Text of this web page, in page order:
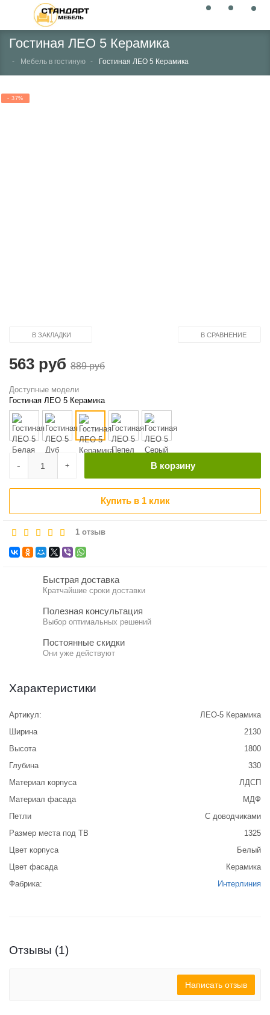
Гостиная ЛЕО 5 Керамика
Мебель в гостиную Гостиная ЛЕО 5 Керамика
- 37%
В ЗАКЛАДКИ В СРАВНЕНИЕ
563 руб 889 руб
Доступные модели
Гостиная ЛЕО 5 Керамика
+
- В корзину
Купить в 1 клик
1 отзыв
Быстрая доставка
Кратчайшие сроки доставки
Полезная консультация
Выбор оптимальных решений
Постоянные скидки
Они уже действуют
Характеристики
Артикул:
ЛЕО-5 Керамика
Ширина
2130
Высота
1800
Глубина
330
Материал корпуса
ЛДСП
Материал фасада
МДФ
Петли
С доводчиками
Размер места под ТВ
1325
Цвет корпуса
Белый
Цвет фасада
Керамика
Фабрика:
Интерлиния
Отзывы (1)
Написать отзыв